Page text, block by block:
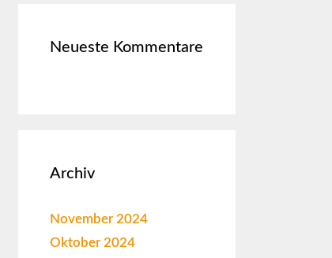
Neueste Kommentare
Archiv
November 2024
Oktober 2024